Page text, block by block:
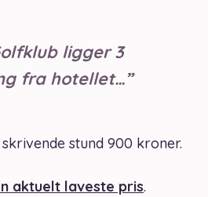
ligger 3
fra hotellet…”
stund 900 kroner.
aktuelt laveste pris.